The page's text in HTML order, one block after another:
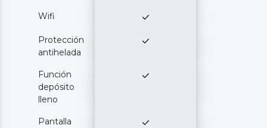
Wifi
Protección
antihelada
Función
depósito
lleno
Pantalla